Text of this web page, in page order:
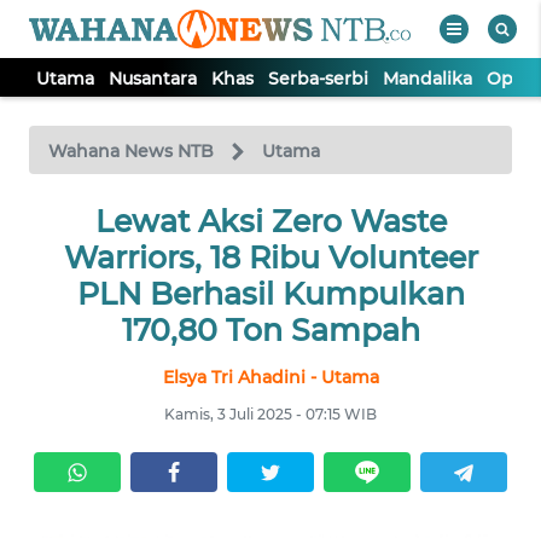
Utama Nusantara Khas Serba-serbi Mandalika Opini
Wahana News NTB Utama
Lewat Aksi Zero Waste
Warriors, 18 Ribu Volunteer
PLN Berhasil Kumpulkan
170,80 Ton Sampah
Elsya Tri Ahadini - Utama
Kamis, 3 Juli 2025 - 07:15 WIB
TV
Tutup
NUSANTARA
SERBI